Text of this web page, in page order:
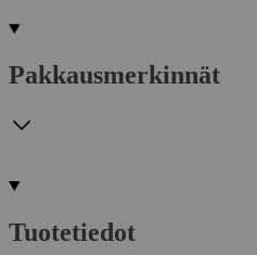
Pakkausmerkinnät
Tuotetiedot